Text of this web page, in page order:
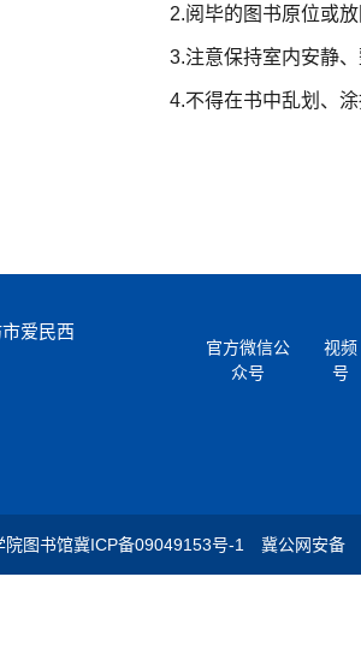
2.阅毕的图书原位或
3.注意保持室内安静
4.不得在书中乱划、
爱民西
官方微信公
众号
视频
号
院图书馆冀ICP备09049153号-1 冀公网安备